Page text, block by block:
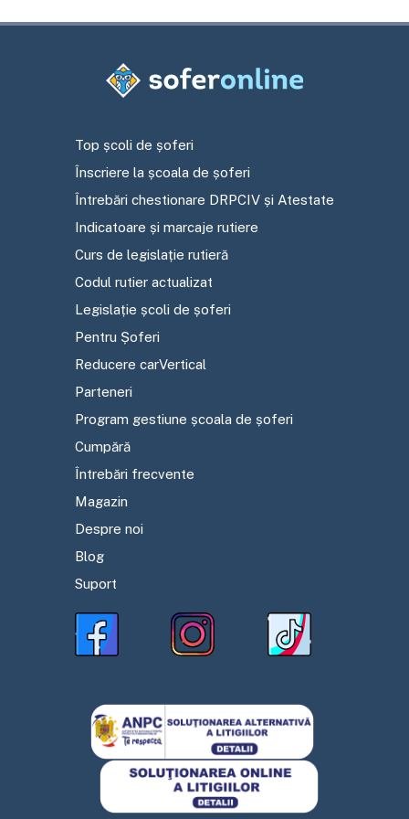
Top școli de șoferi
Înscriere la școala de șoferi
Întrebări chestionare DRPCIV și Atestate
Indicatoare și marcaje rutiere
Curs de legislație rutieră
Codul rutier actualizat
Legislație școli de șoferi
Pentru Șoferi
Reducere carVertical
Parteneri
Program gestiune școala de șoferi
Cumpără
Întrebări frecvente
Magazin
Despre noi
Blog
Suport